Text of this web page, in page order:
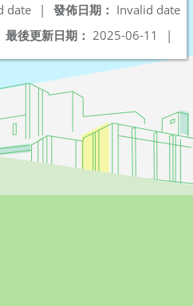
發佈日期： Invalid date
date
|
最後更新日期： 2025-06-11 |